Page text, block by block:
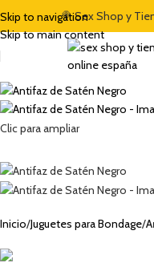
Skip to navigation
Skip to main content
🍭 Sex Shop y
-10%
AGOTADO
Clic para ampliar
Inicio Juguetes para Bondage